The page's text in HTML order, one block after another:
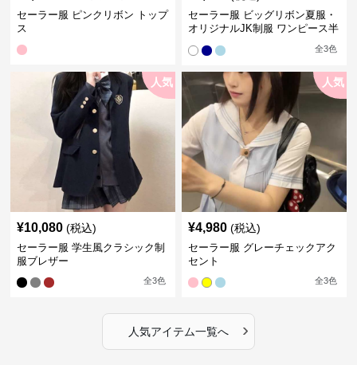
セーラー服 ピンクリボン トップ
ス
セーラー服 ビッグリボン夏服・
オリジナルJK制服 ワンピース半
全3色
人気
¥10,080 (税込)
セーラー服 学生風クラシック制
服ブレザー
全3色
人気
¥4,980 (税込)
セーラー服 グレーチェックアク
セント
全3色
人気アイテム一覧へ ›